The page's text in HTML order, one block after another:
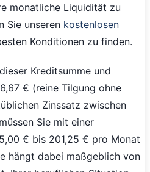
monatliche Liquidität zu
Sie unseren kostenlosen
Konditionen zu finden.
Kreditsumme und
€ (reine Tilgung ohne
Zinssatz zwischen
Sie mit einer
€ bis 201,25 € pro Monat
hängt dabei maßgeblich von